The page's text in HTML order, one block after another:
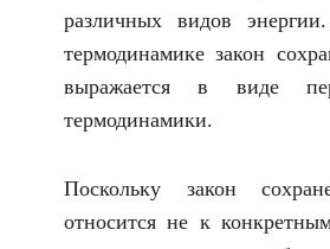
различных видов
термодинамике закон
выражается в виде
термодинамики.
Поскольку закон
относится не к